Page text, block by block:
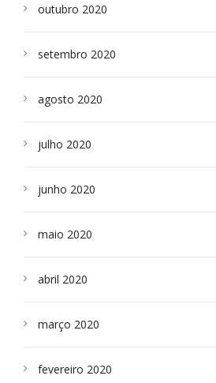
outubro 2020
setembro 2020
agosto 2020
julho 2020
junho 2020
maio 2020
abril 2020
março 2020
fevereiro 2020